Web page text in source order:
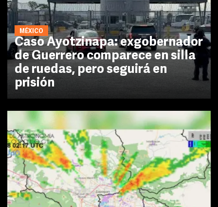
MÉXICO
Caso Ayotzinapa: exgobernador
de Guerrero comparece en silla
de ruedas, pero seguirá en
prisión